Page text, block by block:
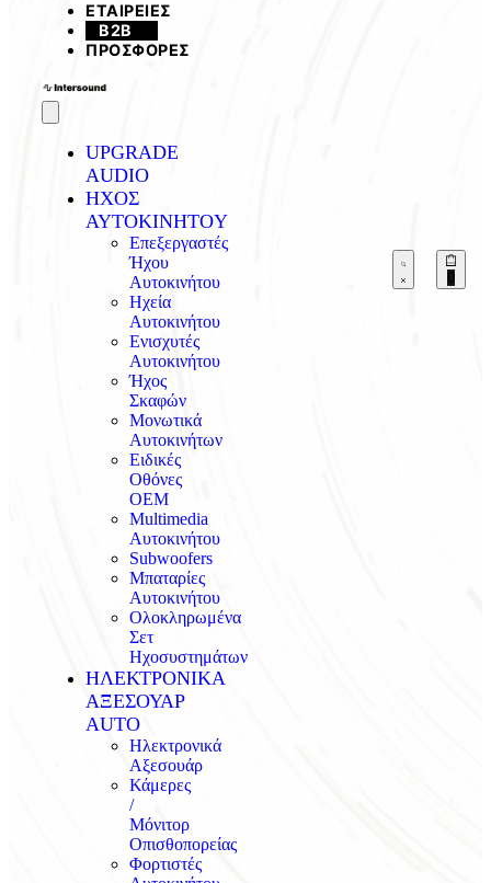
ΕΤΑΙΡΕΙΕΣ
B2B
ΠΡΟΣΦΟΡΕΣ
UPGRADE
AUDIO
ΗΧΟΣ
AYTOKINHTOY
Επεξεργαστές
Ήχου
Αυτοκινήτου
Ηχεία
Αυτοκινήτου
Ενισχυτές
Αυτοκινήτου
Ήχος
Σκαφών
Μονωτικά
Αυτοκινήτων
Ειδικές
Οθόνες
OEM
Multimedia
Αυτοκινήτου
Subwoofers
Μπαταρίες
Αυτοκινήτου
Ολοκληρωμένα
Σετ
Ηχοσυστημάτων
ΗΛΕΚΤΡΟΝΙΚΑ
ΑΞΕΣΟΥΑΡ
AUTO
Ηλεκτρονικά
Αξεσουάρ
Κάμερες
/
Μόνιτορ
Οπισθοπορείας
Φορτιστές